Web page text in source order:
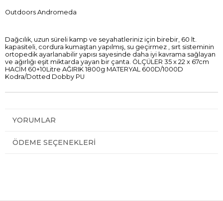
Outdoors Andromeda
Dağcılık, uzun süreli kamp ve seyahatleriniz için birebir, 60 lt.
kapasiteli, cordura kumaştan yapılmış, su geçirmez , sırt sisteminin
ortopedik ayarlanabilir yapısı sayesinde daha iyi kavrama sağlayan
ve ağırlığı eşit miktarda yayan bir çanta. ÖLÇÜLER 35 x 22 x 67cm
HACİM 60+10Litre AĞIRIK 1800g MATERYAL 600D/1000D
Kodra/Dotted Dobby PU
YORUMLAR
ÖDEME SEÇENEKLERI